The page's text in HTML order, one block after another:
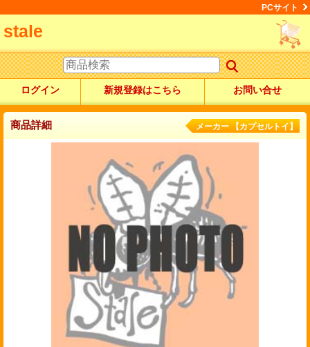
PCサイト
stale
ログイン 新規登録はこちら お問い合せ
商品詳細 メーカー 【カプセルトイ】